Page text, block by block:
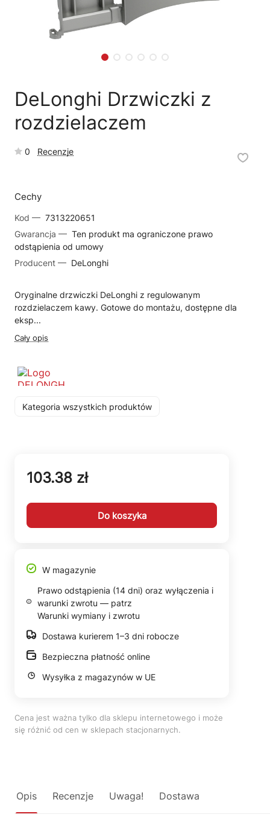
DeLonghi Drzwiczki z
rozdzielaczem
0 Recenzje
Cechy
Kod — 7313220651
Gwarancja — Ten produkt ma ograniczone prawo
odstąpienia od umowy
Producent — DeLonghi
Oryginalne drzwiczki DeLonghi z regulowanym
rozdzielaczem kawy. Gotowe do montażu, dostępne dla
eksp...
Cały opis
Kategoria wszystkich produktów
103.38 zł
Do koszyka
W magazynie
Prawo odstąpienia (14 dni) oraz wyłączenia i
warunki zwrotu — patrz
Warunki wymiany i zwrotu
Dostawa kurierem 1–3 dni robocze
Bezpieczna płatność online
Wysyłka z magazynów w UE
Cena jest ważna tylko dla sklepu internetowego i może
się różnić od cen w sklepach stacjonarnych.
Opis Recenzje Uwaga! Dostawa
Reklamacja naprawy